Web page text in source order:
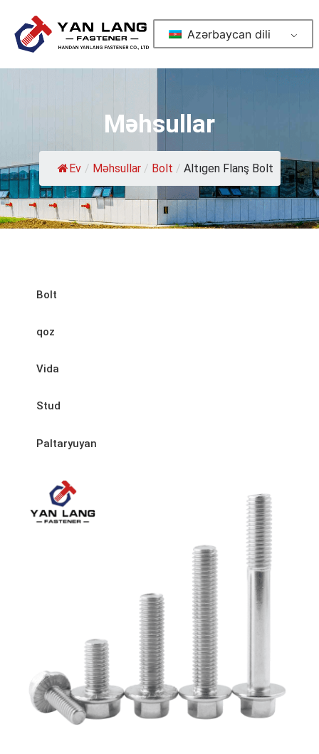
Azərbaycan dili
Məhsullar
Ev / Məhsullar / Bolt / Altıgen Flanş Bolt
Bolt
qoz
Vida
Stud
Paltaryuyan